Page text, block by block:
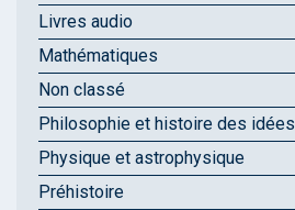
Livres audio
Mathématiques
Non classé
Philosophie et histoire des idées
Physique et astrophysique
Préhistoire